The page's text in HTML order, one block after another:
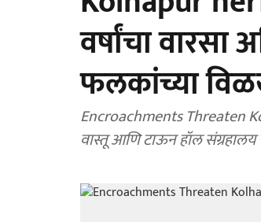
वर्षांचा वारसा
फलकांच्या
Encroachments Threaten
वास्तू आणि टाऊन हॉल संग्रहालय